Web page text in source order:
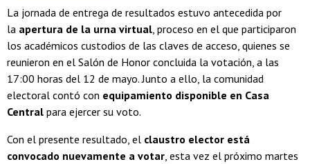
La jornada de entrega de resultados estuvo antecedida por
la apertura de la urna virtual, proceso en el que participaron
los académicos custodios de las claves de acceso, quienes se
reunieron en el Salón de Honor concluida la votación, a las
17:00 horas del 12 de mayo. Junto a ello, la comunidad
electoral contó con equipamiento disponible en Casa
Central para ejercer su voto.
Con el presente resultado, el claustro elector está
convocado nuevamente a votar, esta vez el próximo martes